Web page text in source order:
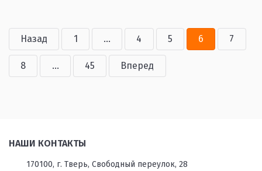
Назад 1 ... 4 5 6 7
8 ... 45 Вперед
НАШИ КОНТАКТЫ
170100, г. Тверь, Свободный переулок, 28